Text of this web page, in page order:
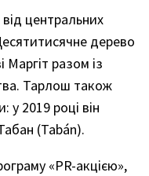
центральних
дерево
разом із
Тарлош також
у 2019 році він
(Tabán).
«PR-акцією»,